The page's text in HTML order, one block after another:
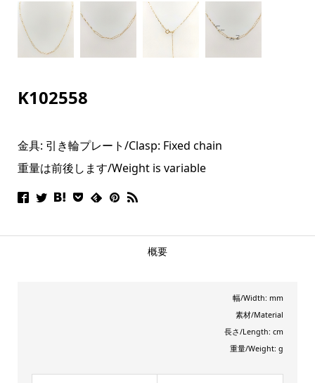
K102558
金具: 引き輪プレート/Clasp: Fixed chain
重量は前後します/Weight is variable
概要
幅/Width: mm
素材/Material
長さ/Length: cm
重量/Weight: g